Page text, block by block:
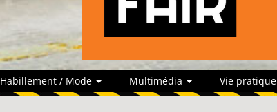
Habillement / Mode Multimédia Vie pratique